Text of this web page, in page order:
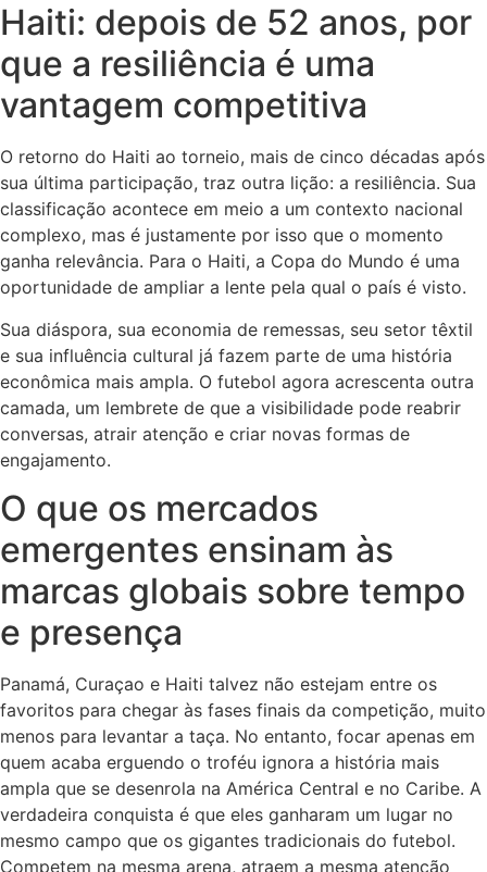
Haiti: depois de 52 anos, por
que a resiliência é uma
vantagem competitiva
O retorno do Haiti ao torneio, mais de cinco décadas após
sua última participação, traz outra lição: a resiliência. Sua
classificação acontece em meio a um contexto nacional
complexo, mas é justamente por isso que o momento
ganha relevância. Para o Haiti, a Copa do Mundo é uma
oportunidade de ampliar a lente pela qual o país é visto.
Sua diáspora, sua economia de remessas, seu setor têxtil
e sua influência cultural já fazem parte de uma história
econômica mais ampla. O futebol agora acrescenta outra
camada, um lembrete de que a visibilidade pode reabrir
conversas, atrair atenção e criar novas formas de
engajamento.
O que os mercados
emergentes ensinam às
marcas globais sobre tempo
e presença
Panamá, Curaçao e Haiti talvez não estejam entre os
favoritos para chegar às fases finais da competição, muito
menos para levantar a taça. No entanto, focar apenas em
quem acaba erguendo o troféu ignora a história mais
ampla que se desenrola na América Central e no Caribe. A
verdadeira conquista é que eles ganharam um lugar no
mesmo campo que os gigantes tradicionais do futebol.
Competem na mesma arena, atraem a mesma atenção